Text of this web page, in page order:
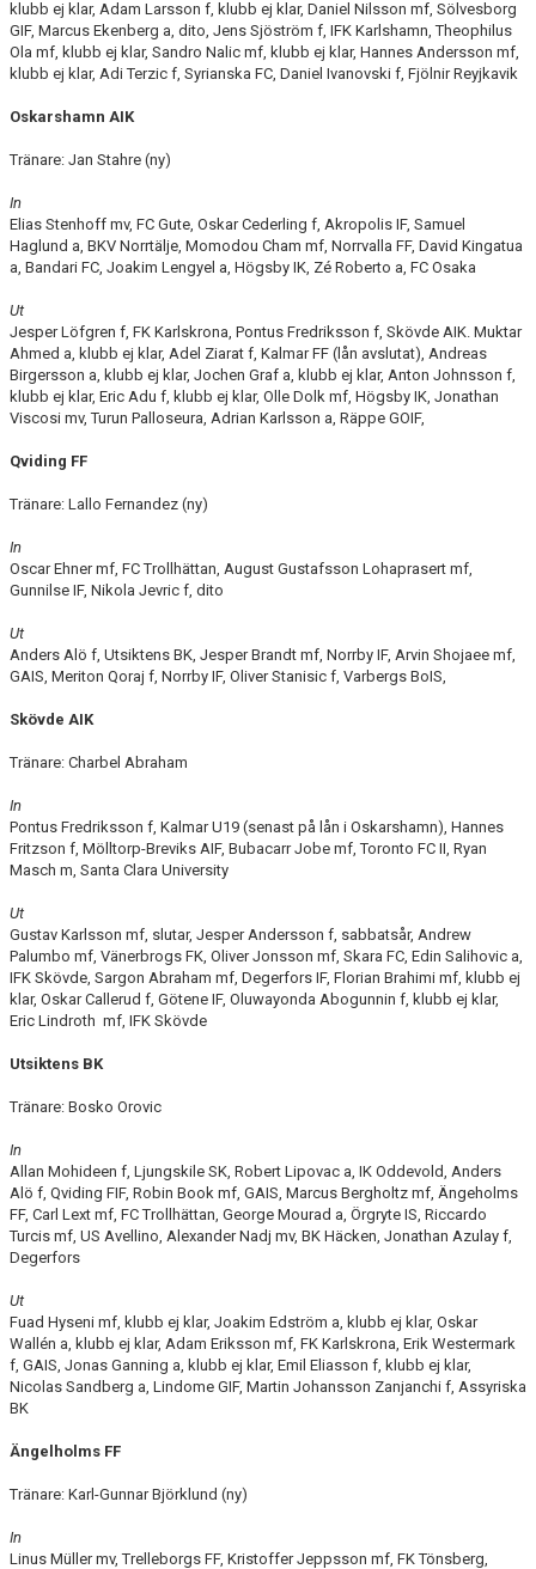
klubb ej klar, Adam Larsson f, klubb ej klar, Daniel Nilsson mf, Sölvesborg
GIF, Marcus Ekenberg a, dito, Jens Sjöström f, IFK Karlshamn, Theophilus
Ola mf, klubb ej klar, Sandro Nalic mf, klubb ej klar, Hannes Andersson mf,
klubb ej klar, Adi Terzic f, Syrianska FC, Daniel Ivanovski f, Fjölnir Reyjkavik
Oskarshamn AIK
Tränare: Jan Stahre (ny)
In
Elias Stenhoff mv, FC Gute, Oskar Cederling f, Akropolis IF, Samuel
Haglund a, BKV Norrtälje, Momodou Cham mf, Norrvalla FF, David Kingatua
a, Bandari FC, Joakim Lengyel a, Högsby IK, Zé Roberto a, FC Osaka
Ut
Jesper Löfgren f, FK Karlskrona, Pontus Fredriksson f, Skövde AIK. Muktar
Ahmed a, klubb ej klar, Adel Ziarat f, Kalmar FF (lån avslutat), Andreas
Birgersson a, klubb ej klar, Jochen Graf a, klubb ej klar, Anton Johnsson f,
klubb ej klar, Eric Adu f, klubb ej klar, Olle Dolk mf, Högsby IK, Jonathan
Viscosi mv, Turun Palloseura, Adrian Karlsson a, Räppe GOIF,
Qviding FF
Tränare: Lallo Fernandez (ny)
In
Oscar Ehner mf, FC Trollhättan, August Gustafsson Lohaprasert mf,
Gunnilse IF, Nikola Jevric f, dito
Ut
Anders Alö f, Utsiktens BK, Jesper Brandt mf, Norrby IF, Arvin Shojaee mf,
GAIS, Meriton Qoraj f, Norrby IF, Oliver Stanisic f, Varbergs BoIS,
Skövde AIK
Tränare: Charbel Abraham
In
Pontus Fredriksson f, Kalmar U19 (senast på lån i Oskarshamn), Hannes
Fritzson f, Mölltorp-Breviks AIF, Bubacarr Jobe mf, Toronto FC II, Ryan
Masch m, Santa Clara University
Ut
Gustav Karlsson mf, slutar, Jesper Andersson f, sabbatsår, Andrew
Palumbo mf, Vänerbrogs FK, Oliver Jonsson mf, Skara FC, Edin Salihovic a,
IFK Skövde, Sargon Abraham mf, Degerfors IF, Florian Brahimi mf, klubb ej
klar, Oskar Callerud f, Götene IF, Oluwayonda Abogunnin f, klubb ej klar,
Eric Lindroth mf, IFK Skövde
Utsiktens BK
Tränare: Bosko Orovic
In
Allan Mohideen f, Ljungskile SK, Robert Lipovac a, IK Oddevold, Anders
Alö f, Qviding FIF, Robin Book mf, GAIS, Marcus Bergholtz mf, Ängeholms
FF, Carl Lext mf, FC Trollhättan, George Mourad a, Örgryte IS, Riccardo
Turcis mf, US Avellino, Alexander Nadj mv, BK Häcken, Jonathan Azulay f,
Degerfors
Ut
Fuad Hyseni mf, klubb ej klar, Joakim Edström a, klubb ej klar, Oskar
Wallén a, klubb ej klar, Adam Eriksson mf, FK Karlskrona, Erik Westermark
f, GAIS, Jonas Ganning a, klubb ej klar, Emil Eliasson f, klubb ej klar,
Nicolas Sandberg a, Lindome GIF, Martin Johansson Zanjanchi f, Assyriska
BK
Ängelholms FF
Tränare: Karl-Gunnar Björklund (ny)
In
Linus Müller mv, Trelleborgs FF, Kristoffer Jeppsson mf, FK Tönsberg,